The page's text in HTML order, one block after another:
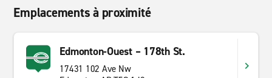
Emplacements à proximité
Edmonton-Ouest – 178th St.
17431 102 Ave Nw